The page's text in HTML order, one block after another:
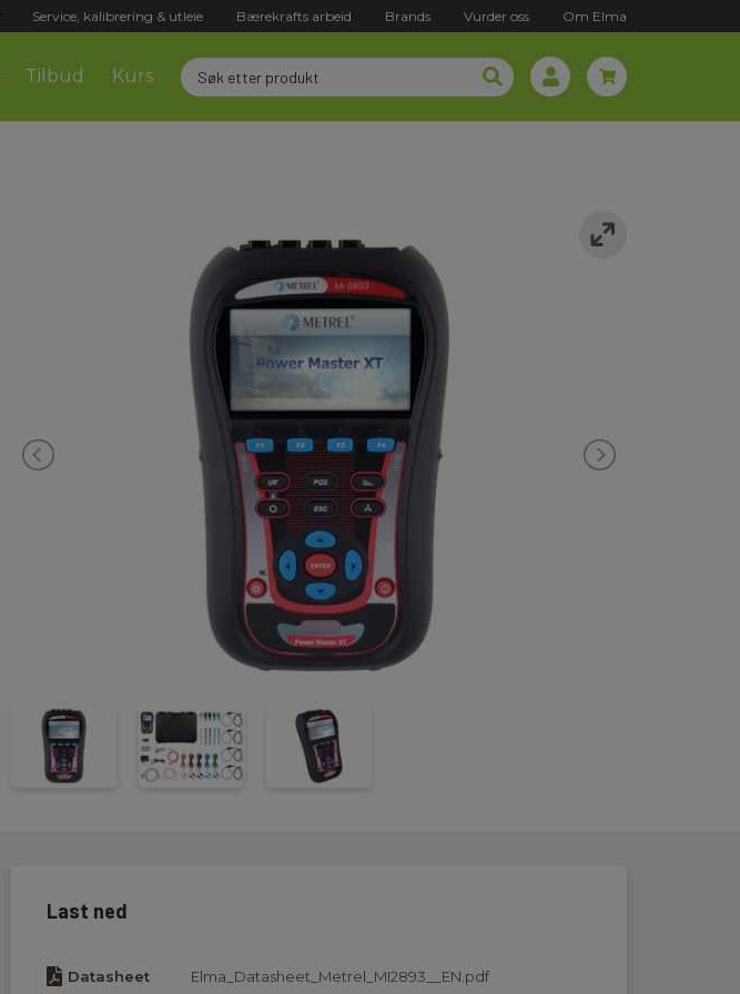
Service, kalibrering & utleie Bærekrafts arbeid Brands Vurder oss Om Elma
Tilbud Kurs
Last ned
Datasheet Elma_Datasheet_Metrel_MI2893__EN.pdf